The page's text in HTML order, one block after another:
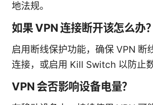
地法规。
如果 VPN 连接断开该怎么办？
启用断线保护功能，确保 VPN 断
连接，或启用 Kill Switch 以防止数
VPN 会否影响设备电量？